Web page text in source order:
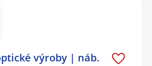
výroby | náb.